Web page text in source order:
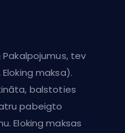
Pakalpojumus, tev
maksa).
balstoties
pabeigto
Eloking maksas